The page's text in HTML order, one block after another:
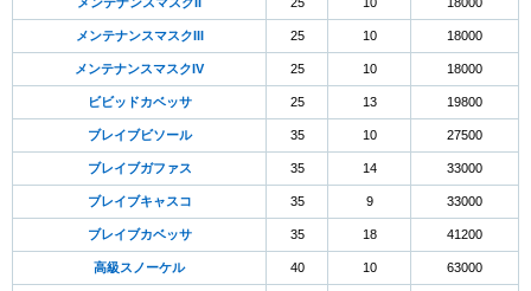
メンテナンスマスクIII 25 10 18000
メンテナンスマスクIV 25 10 18000
ビビッドカベッサ 25 13 19800
ブレイブビソール 35 10 27500
ブレイブガファス 35 14 33000
ブレイブキャスコ 35 9 33000
ブレイブカベッサ 35 18 41200
高級スノーケル 40 10 63000